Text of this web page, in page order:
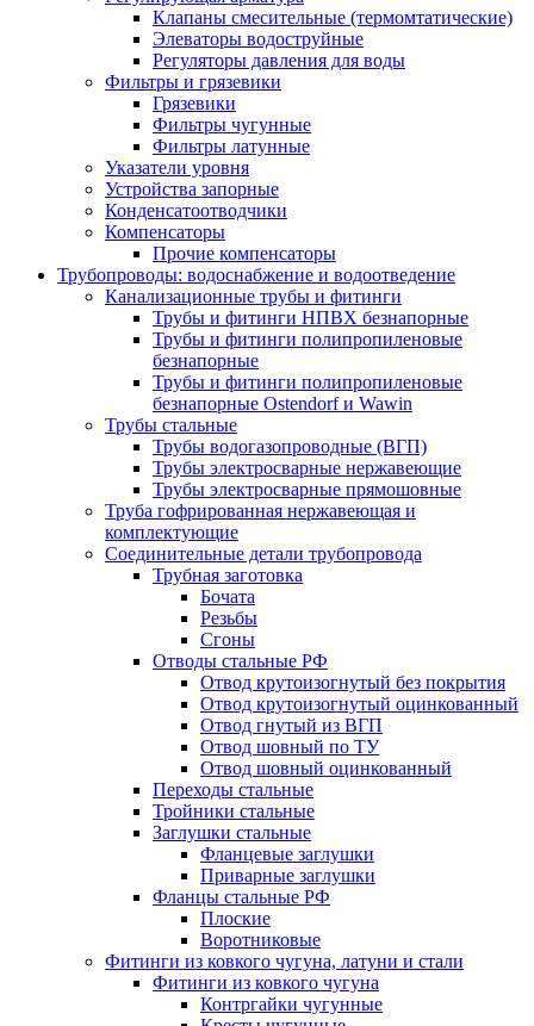
Клапаны смесительные (термомтатические)
Элеваторы водоструйные
Регуляторы давления для воды
Фильтры и грязевики
Грязевики
Фильтры чугунные
Фильтры латунные
Указатели уровня
Устройства запорные
Конденсатоотводчики
Компенсаторы
Прочие компенсаторы
Трубопроводы: водоснабжение и водоотведение
Канализационные трубы и фитинги
Трубы и фитинги НПВХ безнапорные
Трубы и фитинги полипропиленовые
безнапорные
Трубы и фитинги полипропиленовые
безнапорные Ostendorf и Wawin
Трубы стальные
Трубы водогазопроводные (ВГП)
Трубы электросварные нержавеющие
Трубы электросварные прямошовные
Труба гофрированная нержавеющая и
комплектующие
Соединительные детали трубопровода
Трубная заготовка
Бочата
Резьбы
Сгоны
Отводы стальные РФ
Отвод крутоизогнутый без покрытия
Отвод крутоизогнутый оцинкованный
Отвод гнутый из ВГП
Отвод шовный по ТУ
Отвод шовный оцинкованный
Переходы стальные
Тройники стальные
Заглушки стальные
Фланцевые заглушки
Приварные заглушки
Фланцы стальные РФ
Плоские
Воротниковые
Фитинги из ковкого чугуна, латуни и стали
Фитинги из ковкого чугуна
Контргайки чугунные